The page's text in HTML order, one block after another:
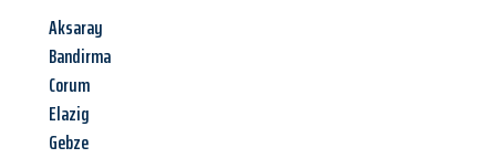
Aksaray
Bandirma
Corum
Elazig
Gebze